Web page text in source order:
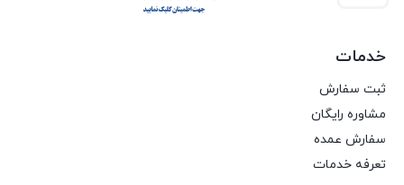
خدمات
ثبت سفارش
مشاوره رایگان
سفارش عمده
تعرفه خدمات